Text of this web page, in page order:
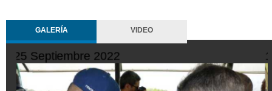
GALERÍA VIDEO
19 Septiembre 2022